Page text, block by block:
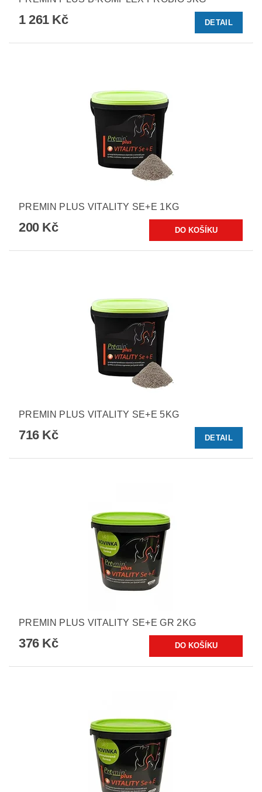
1 261 Kč DETAIL
PREMIN PLUS VITALITY SE+E 1KG
200 Kč
PREMIN PLUS VITALITY SE+E 5KG
716 Kč DETAIL
PREMIN PLUS VITALITY SE+E GR 2KG
376 Kč